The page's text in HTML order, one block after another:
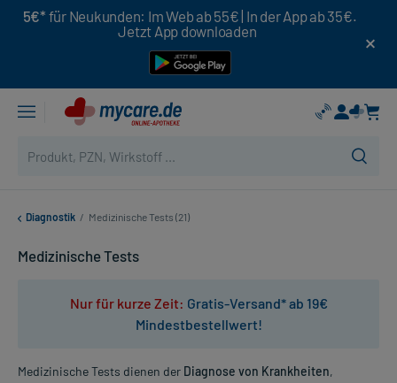
5€* für Neukunden: Im Web ab 55€ | In der App ab 35€.
Jetzt App downloaden
Diagnostik / Medizinische Tests (21)
Medizinische Tests
Nur für kurze Zeit: Gratis-Versand* ab 19€
Mindestbestellwert!
Medizinische Tests dienen der Diagnose von Krankheiten,